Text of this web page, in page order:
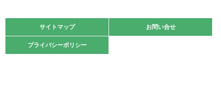
緑ケ丘体育館
2021.10.23
卓球選手権大会ラージボールの部開催☆
サイトマップ お問い合せ
プライバシーポリシー
サイトマップ お問い合せ
プライバシーポリシー